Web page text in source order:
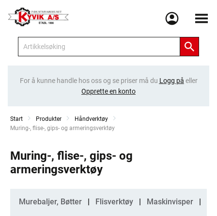
Meny
For å kunne handle hos oss og se priser må du Logg på eller
Opprette en konto
Start Produkter
Håndverktøy
Current:
Muring-, flise-, gips- og armeringsverktøy
Muring-, flise-, gips- og
armeringsverktøy
Kategorier
Murebaljer, Bøtter Flisverktøy Maskinvisper